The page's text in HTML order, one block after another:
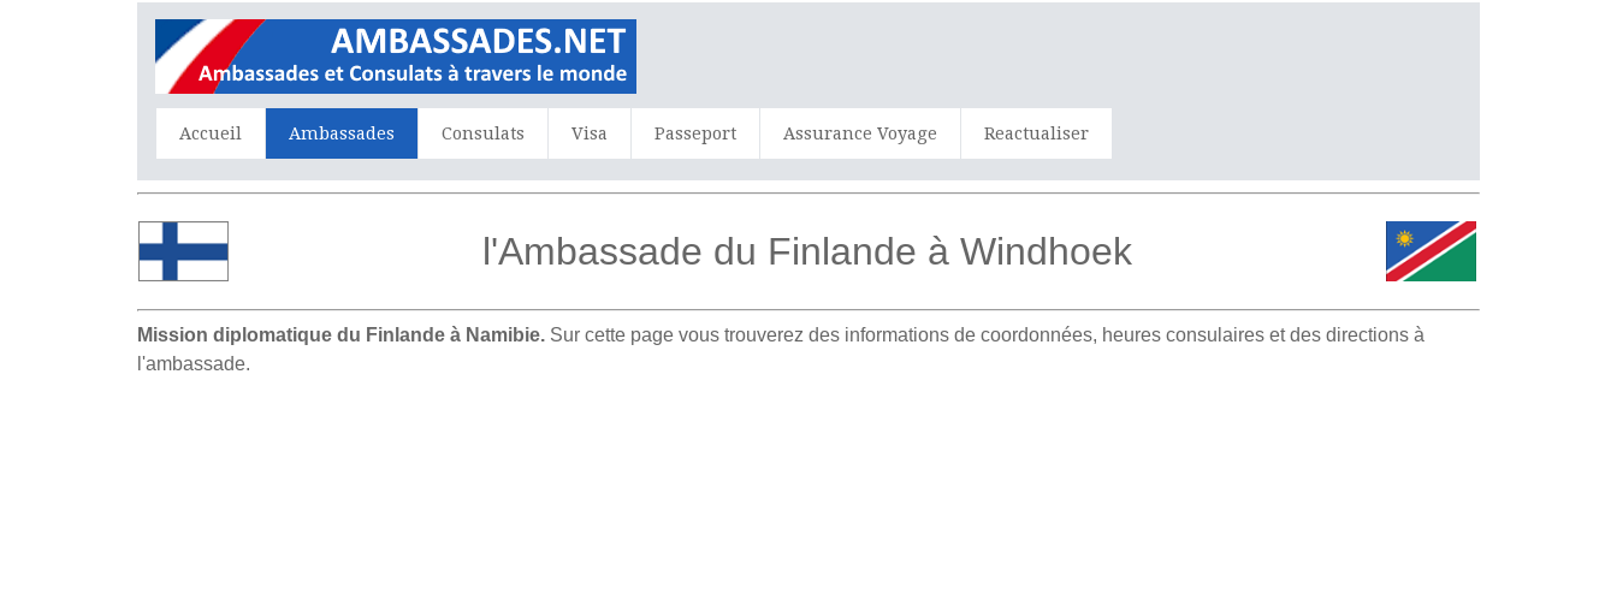
Accueil Ambassades Consulats Visa Passeport Assurance Voyage Reactualiser
l'Ambassade du Finlande à Windhoek
Mission diplomatique du Finlande à Namibie. Sur cette page vous trouverez des informations de coordonnées, heures consulaires et des directions à
l'ambassade.